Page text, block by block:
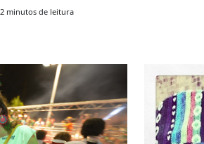
2 minutos de leitura